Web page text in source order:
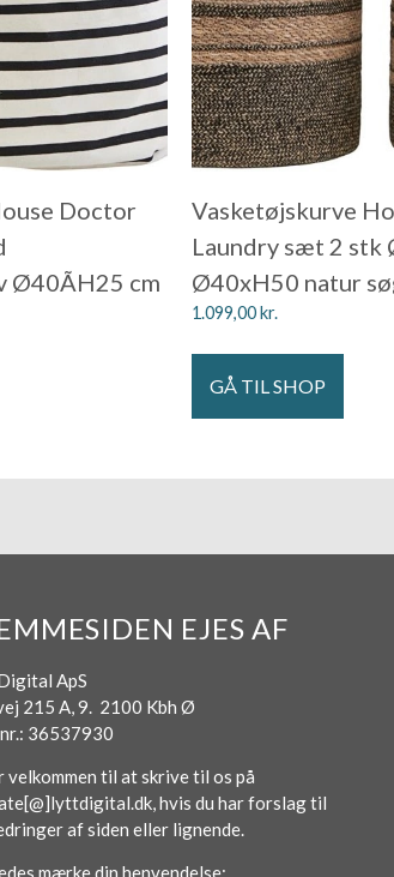
Doctor
Ø40ÃH25 cm
Vasketøjskurve
Laundry sæt 2 stk
Ø40xH50 natur
1.099,00kr.
GÅ TIL SHOP
EJES AF
ApS
215 A, 9. 2100 Kbh Ø
36537930
velkommen til at skrive til os på
hvis du har forslag til
af siden eller lignende.